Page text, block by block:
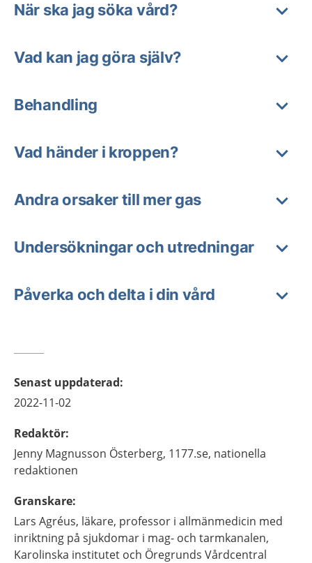
När ska jag söka vård?
Vad kan jag göra själv?
Behandling
Vad händer i kroppen?
Andra orsaker till mer gas
Undersökningar och utredningar
Påverka och delta i din vård
Senast uppdaterad:
2022-11-02
Redaktör:
Jenny Magnusson Österberg, 1177.se, nationella
redaktionen
Granskare:
Lars Agréus, läkare, professor i allmänmedicin med
inriktning på sjukdomar i mag- och tarmkanalen,
Karolinska institutet och Öregrunds Vårdcentral